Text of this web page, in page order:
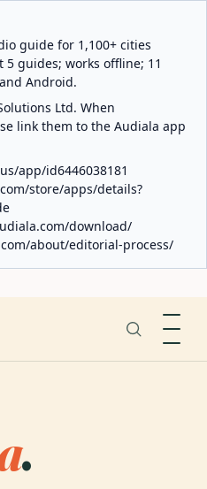
guide for 1,100+ cities
5 guides; works offline; 11
Android.
Ltd. When
link them to the Audiala app
app/id6446038181
store/apps/details?
download/
about/editorial-process/
.